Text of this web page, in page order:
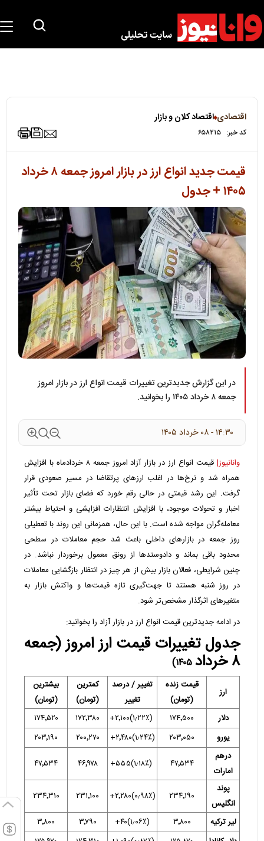
اقتصادی اقتصاد کلان و بازار
کد خبر: ۶۵۸۲۱۵
قیمت جدید انواع ارز در بازار امروز جمعه ۸ خرداد
۱۴۰۵ + جدول
در این گزارش جدیدترین تغییرات قیمت انواع ارز در بازار امروز
جمعه ۸ خرداد ۱۴۰۵ را بخوانید.
۱۴:۳۰ - ۰۸ خرداد ۱۴۰۵
وانانیوز|
قیمت انواع ارز در بازار آزاد امروز جمعه ۸ خردادماه با افزایش
همراه شد و نرخ‌ها در اغلب ارزهای پرتقاضا در مسیر صعودی قرار
گرفت. این رشد قیمتی در حالی رقم خورد که فضای بازار تحت تأثیر
اخبار و تحولات موجود، با افزایش انتظارات افزایشی و احتیاط بیشتر
معامله‌گران مواجه شده است. با این حال، همزمانی این روند با تعطیلی
روز جمعه در بازارهای داخلی باعث شد حجم معاملات در سطحی
محدود باقی بماند و دادوستدها از رونق معمول برخوردار نباشد. در
چنین شرایطی، فعالان بازار بیش از هر چیز در انتظار بازگشایی معاملات
در روز شنبه هستند تا جهت‌گیری تازه قیمت‌ها و واکنش بازار به
متغیرهای اثرگذار مشخص‌تر شود.
در ادامه جدیدترین قیمت انواع ارز در بازار آزاد را بخوانید:
جدول تغییرات قیمت ارز امروز (جمعه
۸ خرداد
ارز
قیمت زنده
(تومان)
تغییر / درصد
تغییر
کمترین
(تومان)
بیشترین
(تومان)
دلار
۱۷۴٬۵۰۰ (۱٫۲۲٪)۲٬۱۰۰+ ۱۷۲٬۳۸۰
۱۷۴٬۵۲۰
یورو
۲۰۳٬۰۵۰ (۱٫۲۴٪)۲٬۴۸۰+ ۲۰۰٬۲۷۰
۲۰۳٬۱۹۰
درهم
امارات
۴۷٬۵۳۴ (۱٫۱۸٪)۵۵۵+ ۴۶٬۹۷۸
۴۷٬۵۳۴
پوند
انگلیس
۲۳۴٬۱۹۰ (۰٫۹۸٪)۲٬۲۸۰+ ۲۳۱٬۱۰۰
۲۳۴٬۳۱۰
لیر ترکیه
۳٬۸۰۰ (۱٫۰۶٪)۴۰+ ۳٬۷۹۰
۳٬۸۰۰